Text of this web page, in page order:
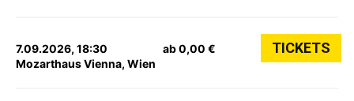
7.09.2026, 18:30
Mozarthaus Vienna, Wien
ab 0,00 € TICKETS